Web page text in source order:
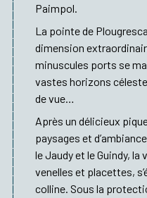
Paimpol.
La pointe de
dimension
minuscules ports se
vastes horizons
de vue…
Après un délicieux
paysages et
le Jaudy et le Guindy,
venelles et placettes,
colline. Sous la